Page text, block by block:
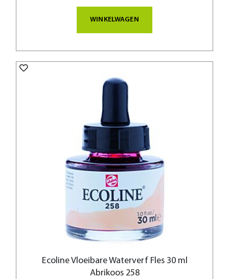
WINKELWAGEN
Ecoline Vloeibare Waterverf Fles 30 ml
Abrikoos 258